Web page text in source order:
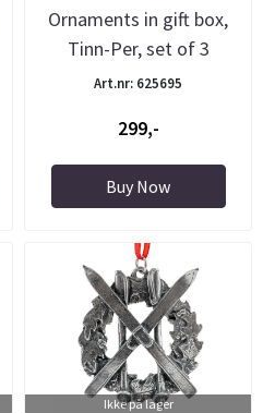
Ornaments in gift box,
Tinn-Per, set of 3
Art.nr: 625695
299,-
Buy Now
Ikke på lager